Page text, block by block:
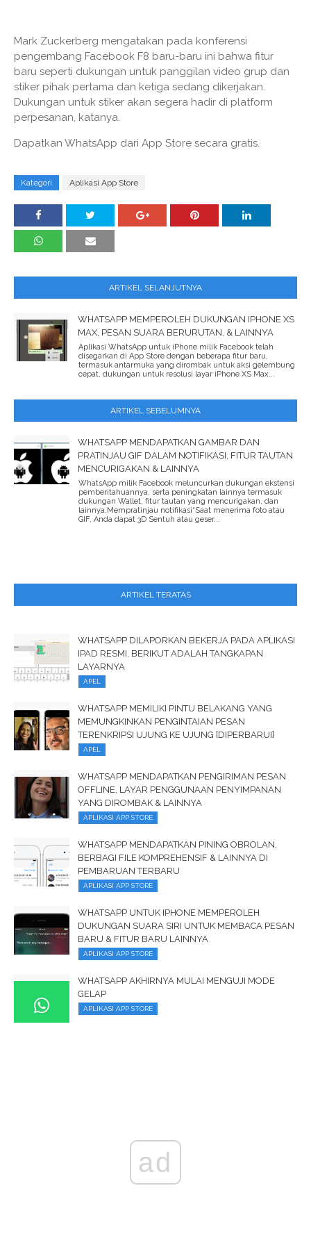
Mark Zuckerberg mengatakan pada konferensi
pengembang Facebook F8 baru-baru ini bahwa fitur
baru seperti dukungan untuk panggilan video grup dan
stiker pihak pertama dan ketiga sedang dikerjakan.
Dukungan untuk stiker akan segera hadir di platform
perpesanan, katanya.
Dapatkan WhatsApp dari App Store secara gratis.
Kategori Aplikasi App Store
ARTIKEL SELANJUTNYA
WHATSAPP MEMPEROLEH DUKUNGAN IPHONE XS
MAX, PESAN SUARA BERURUTAN, & LAINNYA
Aplikasi WhatsApp untuk iPhone milik Facebook telah
disegarkan di App Store dengan beberapa fitur baru,
termasuk antarmuka yang dirombak untuk aksi gelembung
cepat, dukungan untuk resolusi layar iPhone XS Max...
ARTIKEL SEBELUMNYA
WHATSAPP MENDAPATKAN GAMBAR DAN
PRATINJAU GIF DALAM NOTIFIKASI, FITUR TAUTAN
MENCURIGAKAN & LAINNYA
WhatsApp milik Facebook meluncurkan dukungan ekstensi
pemberitahuannya, serta peningkatan lainnya termasuk
dukungan Wallet, fitur tautan yang mencurigakan, dan
lainnya.Mempratinjau notifikasi“Saat menerima foto atau
GIF, Anda dapat 3D Sentuh atau geser...
ARTIKEL TERATAS
WHATSAPP DILAPORKAN BEKERJA PADA APLIKASI
IPAD RESMI, BERIKUT ADALAH TANGKAPAN
LAYARNYA
APEL
WHATSAPP MEMILIKI PINTU BELAKANG YANG
MEMUNGKINKAN PENGINTAIAN PESAN
TERENKRIPSI UJUNG KE UJUNG [DIPERBARUI]
APEL
WHATSAPP MENDAPATKAN PENGIRIMAN PESAN
OFFLINE, LAYAR PENGGUNAAN PENYIMPANAN
YANG DIROMBAK & LAINNYA
APLIKASI APP STORE
WHATSAPP MENDAPATKAN PINING OBROLAN,
BERBAGI FILE KOMPREHENSIF & LAINNYA DI
PEMBARUAN TERBARU
APLIKASI APP STORE
WHATSAPP UNTUK IPHONE MEMPEROLEH
DUKUNGAN SUARA SIRI UNTUK MEMBACA PESAN
BARU & FITUR BARU LAINNYA
APLIKASI APP STORE
WHATSAPP AKHIRNYA MULAI MENGUJI MODE
GELAP
APLIKASI APP STORE
ad